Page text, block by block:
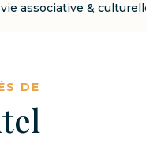
& culturelle
DE